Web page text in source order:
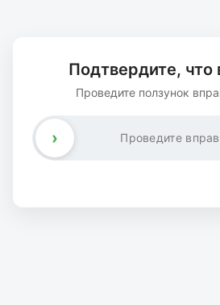
Подтвердите, что
Проведите ползунок
Проведите
›